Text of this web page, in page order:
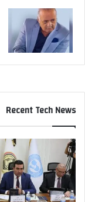
Recent Tech News